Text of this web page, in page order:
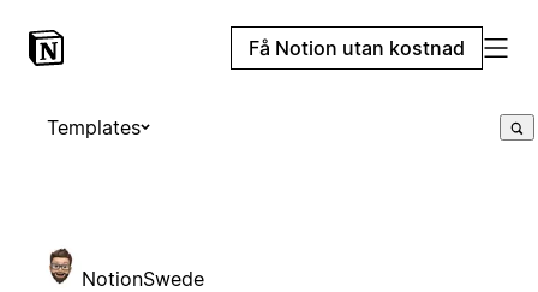
Få Notion utan kostnad
Templates
NotionSwede